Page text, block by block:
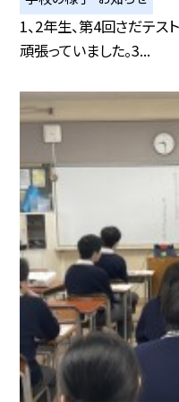
1、2年生、第4回さだテス
頑張っていました。3...